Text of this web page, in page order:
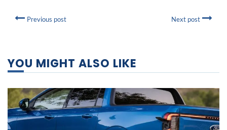
Previous post Next post
YOU MIGHT ALSO LIKE